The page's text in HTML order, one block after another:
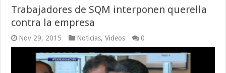
Trabajadores de SQM interponen querella
contra la empresa
Nov 29, 2015 Noticias,Videos 0